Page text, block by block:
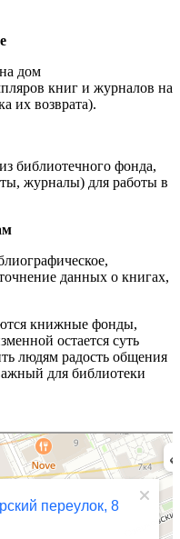
дом
книг и журналов на
их возврата).
библиотечного фонда,
журналы) для работы в
данных о книгах,
книжные фонды,
остается суть
людям радость общения
для библиотеки
метро Новокузнецкая —